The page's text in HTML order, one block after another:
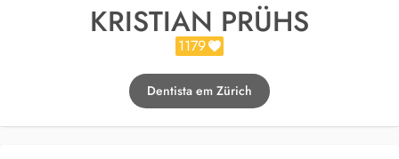
KRISTIAN PRÜHS
1179
Dentista em Zürich